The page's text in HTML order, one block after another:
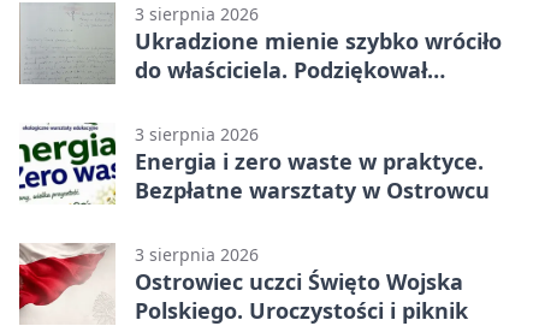
3 sierpnia 2026
Ukradzione mienie szybko wróciło
do właściciela. Podziękował
3 sierpnia 2026
Energia i zero waste w praktyce.
Bezpłatne warsztaty w Ostrowcu
3 sierpnia 2026
Ostrowiec uczci Święto Wojska
Polskiego. Uroczystości i piknik